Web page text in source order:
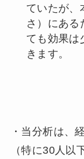
ていたが、
さ）にある
ても効果は
きます。
・当分析は、
（特に30人以